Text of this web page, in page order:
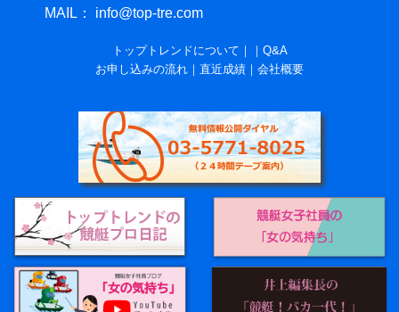
MAIL： info@top-tre.com
トップトレンドについて ｜ ｜ Q&A
お申し込みの流れ ｜ 直近成績 ｜ 会社概要